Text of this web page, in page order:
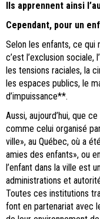
Ils apprennent ainsi
Cependant, pour un
Selon les enfants, ce qui
c’est l’exclusion sociale,
les tensions raciales, la
les espaces publics, le
d’impuissance**.
Aussi, aujourd’hui, que
comme celui organisé
ville», au Québec, où a
amies des enfants», ou
l’enfant dans la ville est
administrations et
Toutes ces institutions
font en partenariat avec